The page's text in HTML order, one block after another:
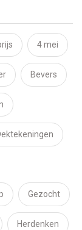
4 mei
Bevers
Gezocht
Herdenken